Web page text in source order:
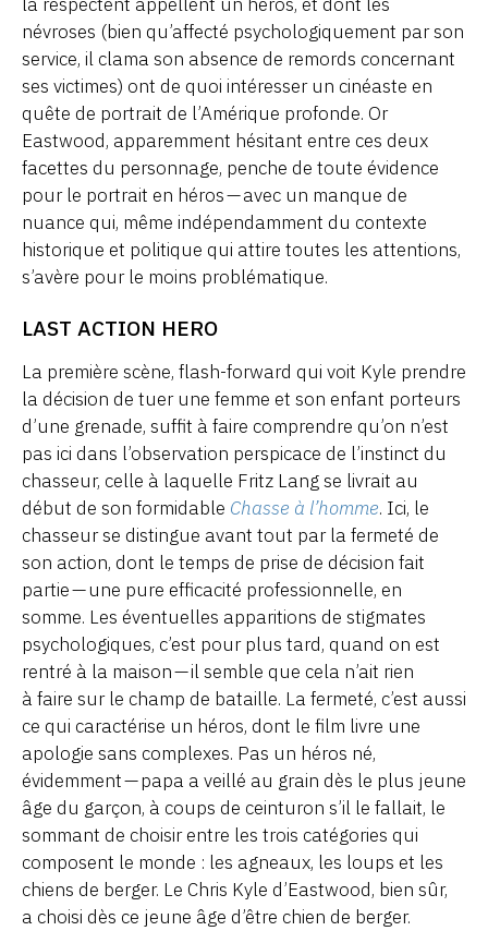
névroses (bien qu’affecté psychologiquement par son
service, il clama son absence de remords concernant
ses victimes) ont de quoi intéresser un cinéaste en
quête de portrait de l’Amérique profonde. Or
Eastwood, apparemment hésitant entre ces deux
facettes du personnage, penche de toute évidence
pour le portrait en héros — avec un manque de
nuance qui, même indépendamment du contexte
historique et politique qui attire toutes les attentions,
s’avère pour le moins problématique.
LAST ACTION HERO
La première scène, flash-forward qui voit Kyle prendre
la décision de tuer une femme et son enfant porteurs
d’une grenade, suffit à faire comprendre qu’on n’est
pas ici dans l’observation perspicace de l’instinct du
chasseur, celle à laquelle Fritz Lang se livrait au
début de son formidable Chasse à l’homme. Ici, le
chasseur se distingue avant tout par la fermeté de
son action, dont le temps de prise de décision fait
partie — une pure efficacité professionnelle, en
somme. Les éventuelles apparitions de stigmates
psychologiques, c’est pour plus tard, quand on est
rentré à la maison — il semble que cela n’ait rien
à faire sur le champ de bataille. La fermeté, c’est aussi
ce qui caractérise un héros, dont le film livre une
apologie sans complexes. Pas un héros né,
évidemment — papa a veillé au grain dès le plus jeune
âge du garçon, à coups de ceinturon s’il le fallait, le
sommant de choisir entre les trois catégories qui
composent le monde : les agneaux, les loups et les
chiens de berger. Le Chris Kyle d’Eastwood, bien sûr,
a choisi dès ce jeune âge d’être chien de berger.